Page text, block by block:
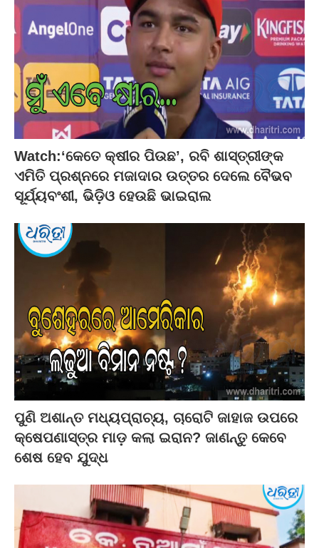
Watch:‘କେତେ କ୍ଷୀର ପିଉଛ’, ରବି ଶାସ୍ତ୍ରୀଙ୍କ
ଏମିତି ପ୍ରଶ୍ନରେ ମଜାଦାର ଉତ୍ତର ଦେଲେ ବୈଭବ
ସୂର୍ଯ୍ୟବଂଶୀ, ଭିଡ଼ିଓ ହେଉଛି ଭାଇରାଲ
ପୁଣି ଅଶାନ୍ତ ମଧ୍ୟପ୍ରାଚ୍ୟ, ଚାରୋଟି ଜାହାଜ ଉପରେ
କ୍ଷେପଣାସ୍ତ୍ର ମାଡ଼ କଲା ଇରାନ? ଜାଣନ୍ତୁ କେବେ
ଶେଷ ହେବ ଯୁଦ୍ଧ